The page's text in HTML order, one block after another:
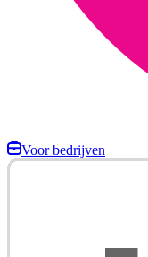
Voor bedrijven